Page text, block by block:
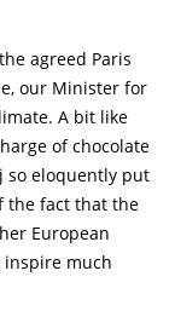
agreed Paris
our Minister for
A bit like
of chocolate
so eloquently put
the fact that the
European
inspire much